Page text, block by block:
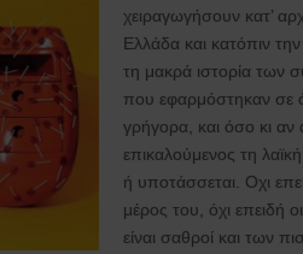
χειραγωγήσουν κατ’
Ελλάδα και κατόπιν
τη μακρά ιστορία των
που εφαρμόστηκαν σε
γρήγορα, και όσο κι αν
επικαλούμενος τη
ή υποτάσσεται. Οχι
μέρος του, όχι επειδή
είναι σαθροί και των